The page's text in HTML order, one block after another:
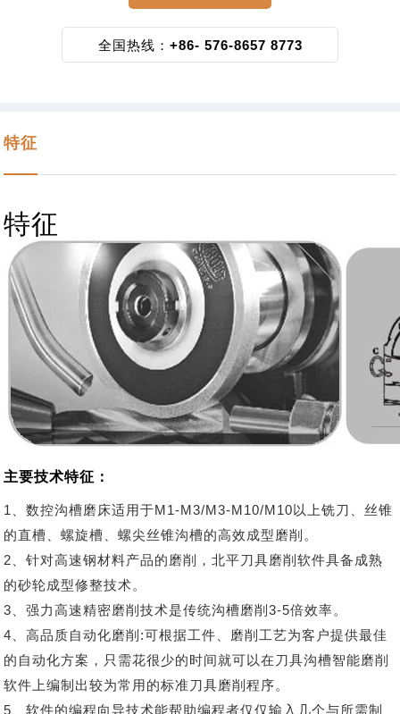
全国热线： +86- 576-8657 8773
特征
特征
主要技术特征：
1、数控沟槽磨床适用于M1-M3/M3-M10/M10以上铣刀、丝锥
的直槽、螺旋槽、螺尖丝锥沟槽的高效成型磨削。
2、针对高速钢材料产品的磨削，北平刀具磨削软件具备成熟
的砂轮成型修整技术。
3、强力高速精密磨削技术是传统沟槽磨削3-5倍效率。
4、高品质自动化磨削:可根据工件、磨削工艺为客户提供最佳
的自动化方案，只需花很少的时间就可以在刀具沟槽智能磨削
软件上编制出较为常用的标准刀具磨削程序。
5、软件的编程向导技术能帮助编程者仅仅输入几个与所需制